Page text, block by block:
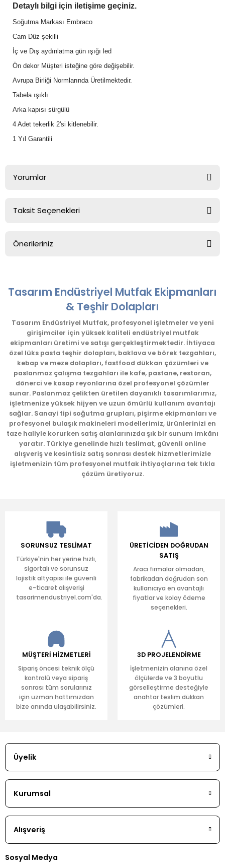
Detaylı bilgi için iletişime geçiniz.
Soğutma Markası Embraco
Cam Düz şekilli
İç ve Dış aydınlatma gün ışığı led
Ön dekor Müşteri isteğine göre değişebilir.
Avrupa Birliği Normlarında Üretilmektedir.
Tabela ışıklı
Arka kapısı sürgülü
4 Adet tekerlik 2'si kitlenebilir.
1 Yıl Garantili
Yorumlar
Taksit Seçenekleri
Önerileriniz
kullanarak tarafımıza iletebilirsiniz.
Görüş ve önerileriniz için teşekkür ederiz.
Ürün resmi kalitesiz, bozuk veya görüntülenemiyor.
Ürün açıklamasında eksik bilgiler bulunuyor.
Ürün bilgilerinde hatalar bulunuyor.
Ürün fiyatı diğer sitelerden daha pahalı.
Bu ürüne benzer farklı alternatifler olmalı.
Gönder
Tasarım Endüstriyel Mutfak Ekipmanları
& Teşhir Dolapları
Tasarım Endüstriyel Mutfak, profesyonel işletmeler ve yeni
girişimciler için yüksek kaliteli endüstriyel mutfak
ekipmanları üretimi ve satışı gerçekleştirmektedir. İhtiyaca
özel lüks pasta teşhir dolapları, baklava ve börek tezgahları,
kebap ve meze dolapları, fastfood dükkan çözümleri ve
paslanmaz çalışma tezgahları ile kafe, pastane, restoran,
dönerci ve kasap reyonlarına özel profesyonel çözümler
sunar. Paslanmaz çelikten üretilen dayanıklı tasarımlarımız,
işletmenize yüksek hijyen ve uzun ömürlü kullanım avantajı
sağlar. Sanayi tipi soğutma grupları, pişirme ekipmanları ve
profesyonel bulaşık makineleri modellerimiz, ürünlerinizi en
taze haliyle korurken satış alanlarınızda şık bir sunum imkânı
yaratır. Türkiye genelinde hızlı teslimat, güvenli online
alışveriş ve kesintisiz satış sonrası destek hizmetlerimizle
işletmenizin tüm profesyonel mutfak ihtiyaçlarına tek tıkla
çözüm üretiyoruz.
SORUNSUZ TESLİMAT
Türkiye'nin her yerine hızlı,
sigortalı ve sorunsuz
lojistik altyapısı ile güvenli
e-ticaret alışverişi
tasarimendustriyel.com'da.
ÜRETİCİDEN DOĞRUDAN
SATIŞ
Aracı firmalar olmadan,
fabrikadan doğrudan son
kullanıcıya en avantajlı
fiyatlar ve kolay ödeme
seçenekleri.
MÜŞTERİ HİZMETLERİ
Sipariş öncesi teknik ölçü
kontrolü veya sipariş
sonrası tüm sorularınız
için uzman hattımızdan
bize anında ulaşabilirsiniz.
3D PROJELENDİRME
İşletmenizin alanına özel
ölçülerde ve 3 boyutlu
görselleştirme desteğiyle
anahtar teslim dükkan
çözümleri.
Üyelik
Kurumsal
Alışveriş
Sosyal Medya